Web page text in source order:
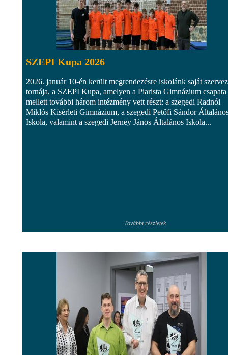
SZEPI Kupa 2026
2026. január 10-én került megrendezésre iskolánk saját
tornája, a SZEPI Kupa, amelyen a Piarista Gimnázium csapata
mellett további három intézmény vett részt: a szegedi Radnói
Miklós Kísérleti Gimnázium, a szegedi Petőfi Sándor
Iskola, valamint a szegedi Jerney János Általános Iskola...
További részletek